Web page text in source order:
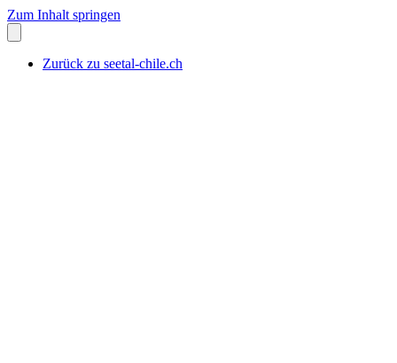
Zum Inhalt springen
Zurück zu seetal-chile.ch